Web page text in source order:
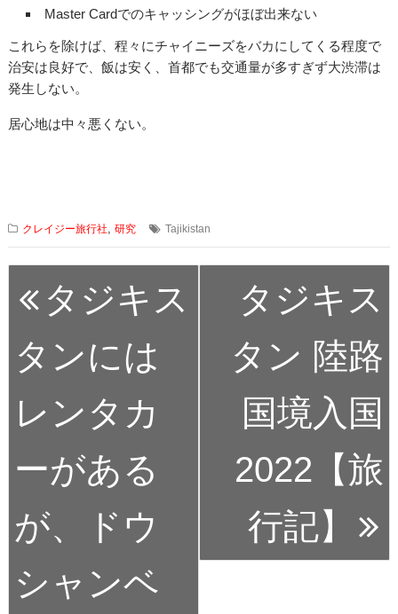
Master Cardでのキャッシングがほぼ出来ない
これらを除けば、程々にチャイニーズをバカにしてくる程度で
治安は良好で、飯は安く、首都でも交通量が多すぎず大渋滞は
発生しない。
居心地は中々悪くない。
クレイジー旅行社 ,研究 Tajikistan
稿
ビ
ゲ
ン
タジキス
タンには
レンタカ
ーがある
が、ドウ
シャンベ
タジキス
タン 陸路
国境入国
2022【旅
行記】